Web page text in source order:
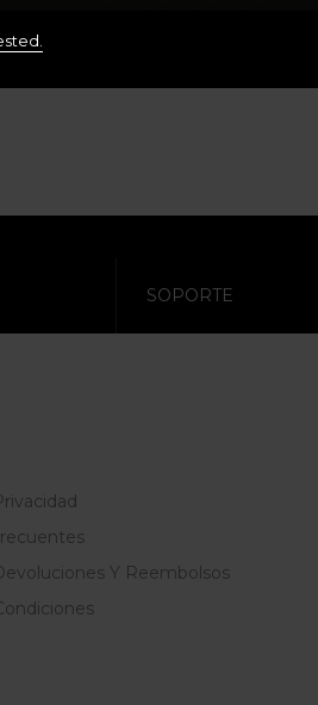
SOPORTE
Y Reembolsos